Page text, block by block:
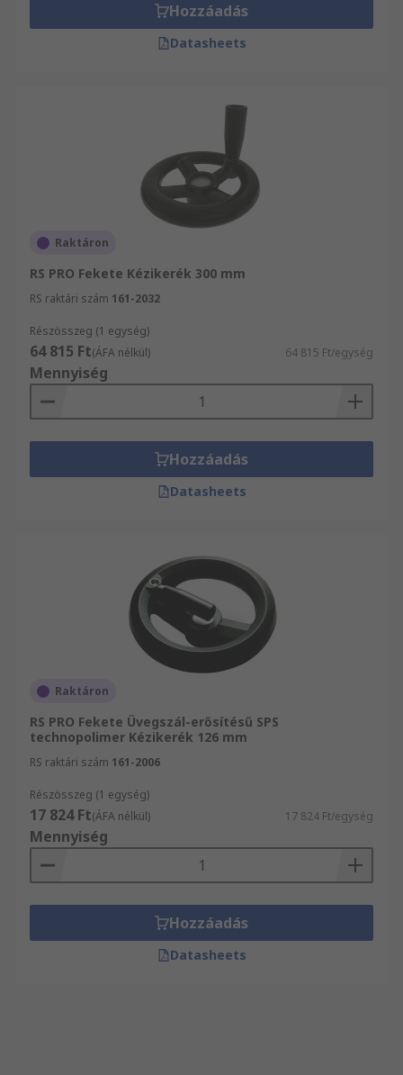
Hozzáadás
Datasheets
Raktáron
RS PRO Fekete Kézikerék 300 mm
RS raktári szám 161-2032
Részösszeg (1 egység)
64 815 Ft(ÁFA nélkül) 64 815 Ft/egység
Mennyiség
Hozzáadás
Datasheets
Raktáron
RS PRO Fekete Üvegszál-erősítésű SPS
technopolimer Kézikerék 126 mm
RS raktári szám 161-2006
Részösszeg (1 egység)
17 824 Ft(ÁFA nélkül) 17 824 Ft/egység
Mennyiség
Hozzáadás
Datasheets